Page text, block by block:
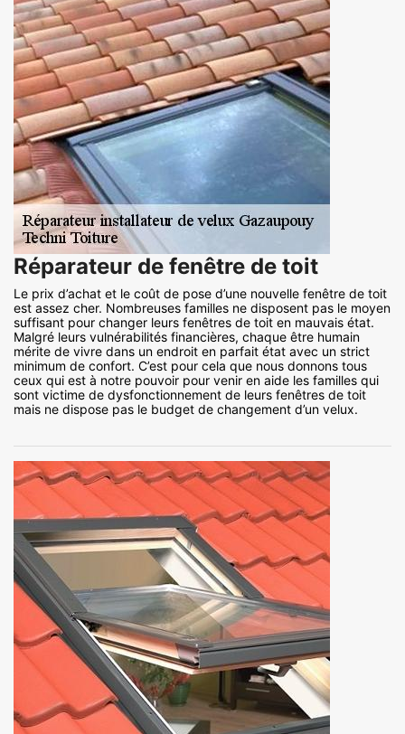
Réparateur de fenêtre de toit
Le prix d’achat et le coût de pose d’une nouvelle fenêtre de toit
est assez cher. Nombreuses familles ne disposent pas le moyen
suffisant pour changer leurs fenêtres de toit en mauvais état.
Malgré leurs vulnérabilités financières, chaque être humain
mérite de vivre dans un endroit en parfait état avec un strict
minimum de confort. C’est pour cela que nous donnons tous
ceux qui est à notre pouvoir pour venir en aide les familles qui
sont victime de dysfonctionnement de leurs fenêtres de toit
mais ne dispose pas le budget de changement d’un velux.